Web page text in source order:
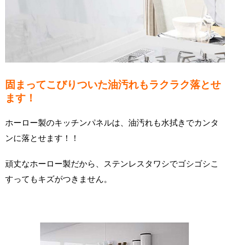
固まってこびりついた油汚れもラクラク落とせ
ます！
ホーロー製のキッチンパネルは、油汚れも水拭きでカンタ
ンに落とせます！！
頑丈なホーロー製だから、ステンレスタワシでゴシゴシこ
すってもキズがつきません。